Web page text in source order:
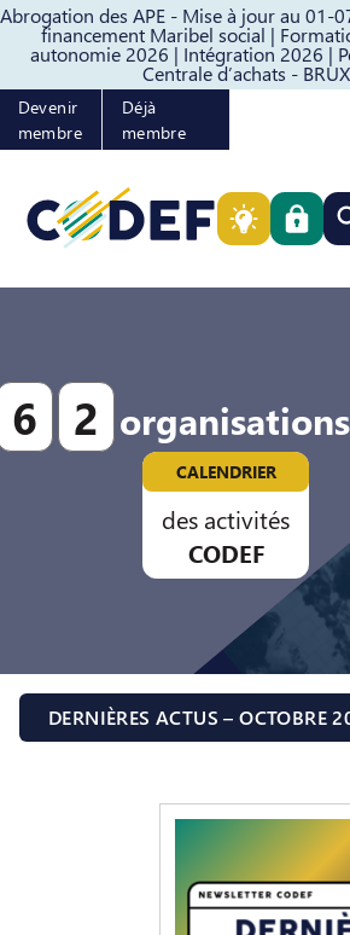
Abrogation des APE - Mise à jour au 01-
financement Maribel social |
autonomie 2026 | Intégration 2026 |
Centrale d’achats -
Passer au contenuPasser au
Devenir
membre
Déjà
membre
6 2
CALENDRIER
des activités
CODEF
DERNIÈRES ACTUS – OCTOBRE